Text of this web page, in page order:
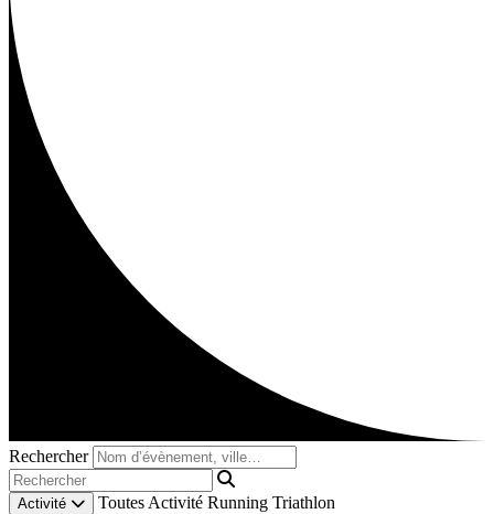
Rechercher
Activité Toutes Activité Running Triathlon